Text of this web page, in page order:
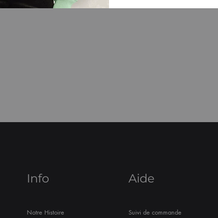
Info
Notre Histoire
Aide
Suivi de commande